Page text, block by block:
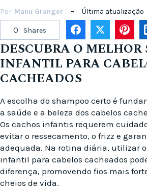
Por Manu Granger Última atualização
0 Shares
DESCUBRA O
INFANTIL PARA
CACHEADOS
A escolha do shampoo certo é
a saúde e a beleza dos cabelos
Os cachos infantis requerem
evitar o ressecamento, o frizz e
adequada. Na rotina diária, utilizar
infantil para cabelos cacheados
diferença, promovendo fios mais
cheios de vida.